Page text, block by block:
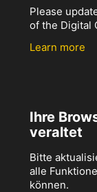
Please
of the Digital
Learn more
Ihre
veraltet
Bitte
alle
können.